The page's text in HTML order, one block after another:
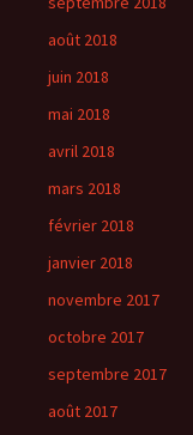
août 2018
juin 2018
mai 2018
avril 2018
mars 2018
février 2018
janvier 2018
novembre 2017
octobre 2017
septembre 2017
août 2017